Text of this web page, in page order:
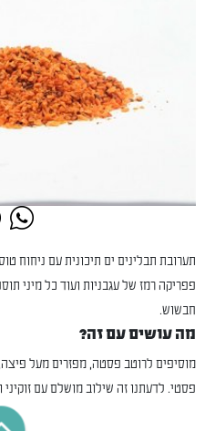
תערובת תבלינים ים תיכונית עם ניחוח
פפריקה רמז של עגבניות ועוד כל מיני
חבשוש.
מה עושים עם זה?
מוסיפים לרוטב פסטה, מפזרים מעל
פסטי. לדעתנו זה שילוב מושלם עם זוקיני